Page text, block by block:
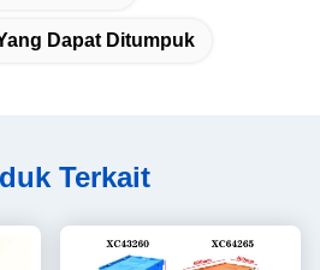
Dapat Ditumpuk
Terkait